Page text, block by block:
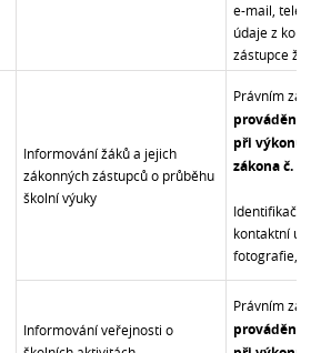
e-mail,
údaje z
zástupce
Informování žáků a jejich
zákonných zástupců o průběhu
školní výuky
Právním
při výkonu
zákona č.
Identifikační
kontaktní
fotografie,
Informování veřejnosti o
Právním